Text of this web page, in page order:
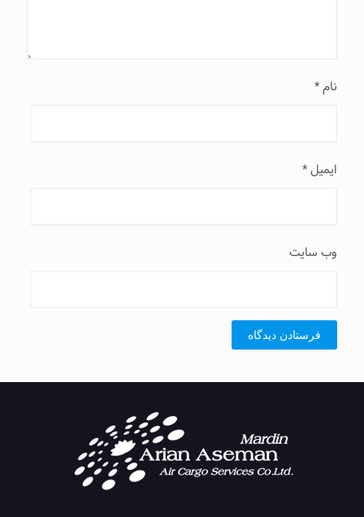
نام*
ایمیل*
وب‌ سایت